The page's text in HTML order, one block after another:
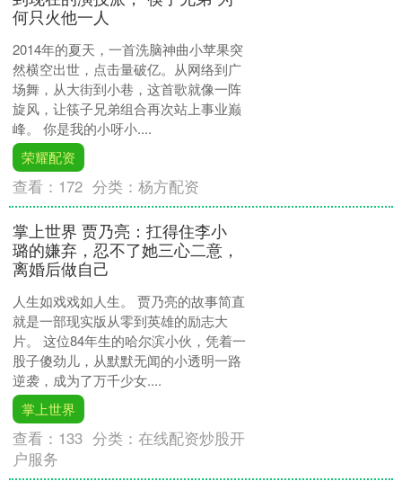
何只火他一人
2014年的夏天，一首洗脑神曲小苹果突
然横空出世，点击量破亿。从网络到广
场舞，从大街到小巷，这首歌就像一阵
旋风，让筷子兄弟组合再次站上事业巅
峰。 你是我的小呀小....
荣耀配资
查看： 172 分类：杨方配资
掌上世界 贾乃亮：扛得住李小
璐的嫌弃，忍不了她三心二意，
离婚后做自己
人生如戏戏如人生。 贾乃亮的故事简直
就是一部现实版从零到英雄的励志大
片。 这位84年生的哈尔滨小伙，凭着一
股子傻劲儿，从默默无闻的小透明一路
逆袭，成为了万千少女....
掌上世界
查看： 133 分类：在线配资炒股开
户服务